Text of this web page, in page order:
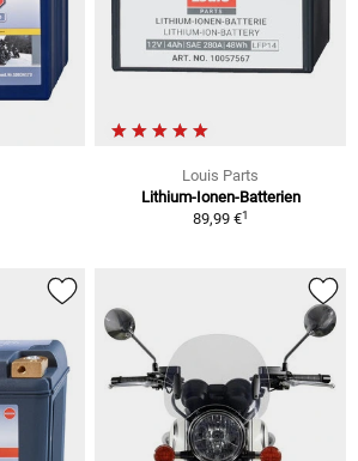
Louis Parts
Lithium-Ionen-Batterien
89,99 €1